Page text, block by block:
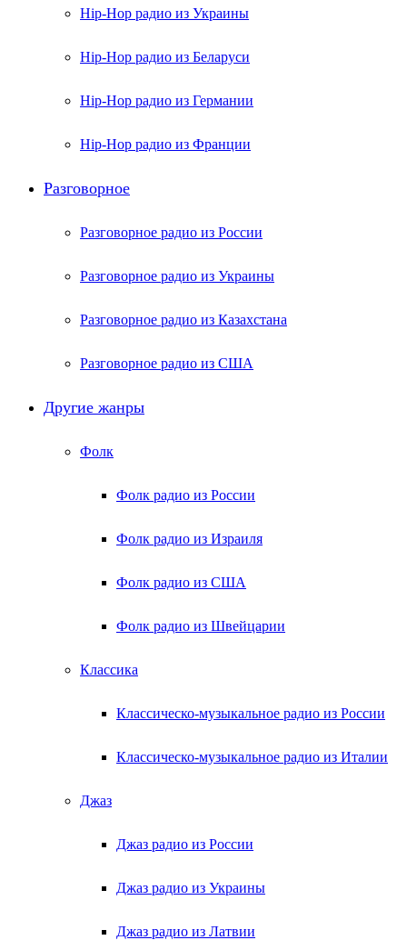
Hip-Hop радио из Украины
Hip-Hop радио из Беларуси
Hip-Hop радио из Германии
Hip-Hop радио из Франции
Разговорное
Разговорное радио из России
Разговорное радио из Украины
Разговорное радио из Казахстана
Разговорное радио из США
Другие жанры
Фолк
Фолк радио из России
Фолк радио из Израиля
Фолк радио из США
Фолк радио из Швейцарии
Классика
Классическо-музыкальное радио из России
Классическо-музыкальное радио из Италии
Джаз
Джаз радио из России
Джаз радио из Украины
Джаз радио из Латвии